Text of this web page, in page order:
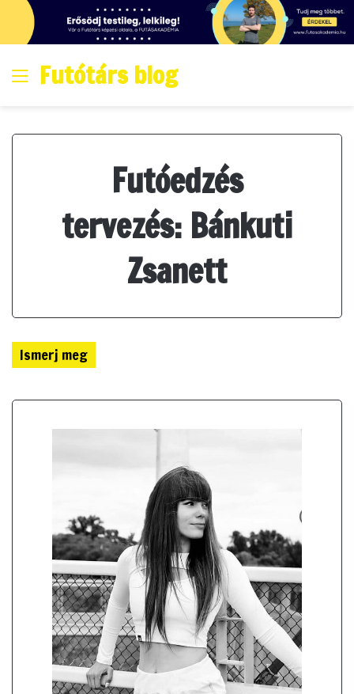
Menő
Futótárs blog
Futóedzés
tervezés: Bánkuti
Zsanett
Ismerj meg